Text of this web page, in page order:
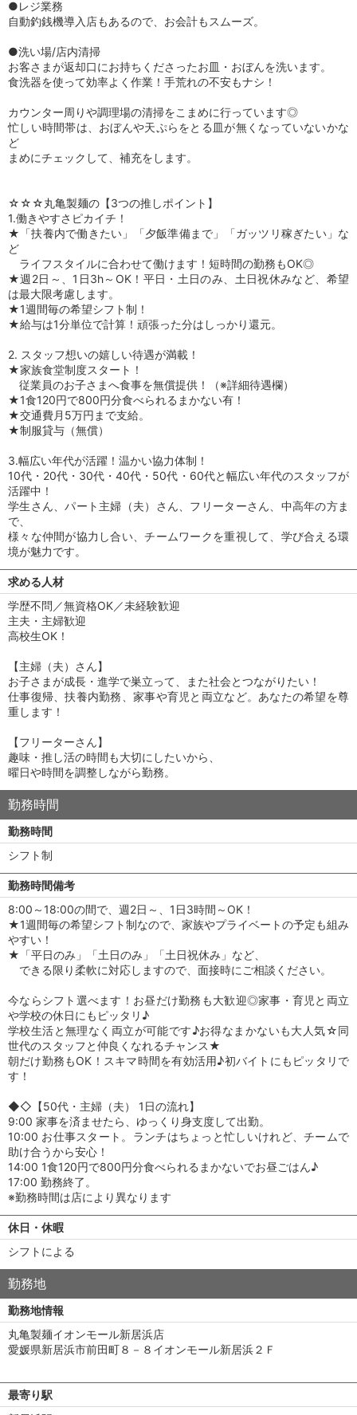
●レジ業務
自動釣銭機導入店もあるので、お会計もスムーズ。
●洗い場/店内清掃
お客さまが返却口にお持ちくださったお皿・おぼんを洗います。
食洗器を使って効率よく作業！手荒れの不安もナシ！
カウンター周りや調理場の清掃をこまめに行っています◎
忙しい時間帯は、おぼんや天ぷらをとる皿が無くなっていないかな
ど
まめにチェックして、補充をします。
☆☆☆丸亀製麺の【3つの推しポイント】
1.働きやすさピカイチ！
★「扶養内で働きたい」「夕飯準備まで」「ガッツリ稼ぎたい」な
ど
ライフスタイルに合わせて働けます！短時間の勤務もOK◎
★週2日～、1日3h～OK！平日・土日のみ、土日祝休みなど、希望
は最大限考慮します。
★1週間毎の希望シフト制！
★給与は1分単位で計算！頑張った分はしっかり還元。
2. スタッフ想いの嬉しい待遇が満載！
★家族食堂制度スタート！
従業員のお子さまへ食事を無償提供！（※詳細待遇欄）
★1食120円で800円分食べられるまかない有！
★交通費月5万円まで支給。
★制服貸与（無償）
3.幅広い年代が活躍！温かい協力体制！
10代・20代・30代・40代・50代・60代と幅広い年代のスタッフが
活躍中！
学生さん、パート主婦（夫）さん、フリーターさん、中高年の方ま
で、
様々な仲間が協力し合い、チームワークを重視して、学び合える環
境が魅力です。
求める人材
学歴不問／無資格OK／未経験歓迎
主夫・主婦歓迎
高校生OK！
【主婦（夫）さん】
お子さまが成長・進学で巣立って、また社会とつながりたい！
仕事復帰、扶養内勤務、家事や育児と両立など。あなたの希望を尊
重します！
【フリーターさん】
趣味・推し活の時間も大切にしたいから、
曜日や時間を調整しながら勤務。
勤務時間
勤務時間
シフト制
勤務時間備考
8:00～18:00の間で、週2日～、1日3時間～OK！
★1週間毎の希望シフト制なので、家族やプライベートの予定も組み
やすい！
★「平日のみ」「土日のみ」「土日祝休み」など、
できる限り柔軟に対応しますので、面接時にご相談ください。
今ならシフト選べます！お昼だけ勤務も大歓迎◎家事・育児と両立
や学校の休日にもピッタリ♪
学校生活と無理なく両立が可能です♪お得なまかないも大人気☆同
世代のスタッフと仲良くなれるチャンス★
朝だけ勤務もOK！スキマ時間を有効活用♪初バイトにもピッタリで
す！
◆◇【50代・主婦（夫） 1日の流れ】
9:00 家事を済ませたら、ゆっくり身支度して出勤。
10:00 お仕事スタート。ランチはちょっと忙しいけれど、チームで
助け合うから安心！
14:00 1食120円で800円分食べられるまかないでお昼ごはん♪
17:00 勤務終了。
※勤務時間は店により異なります
休日・休暇
シフトによる
勤務地
勤務地情報
丸亀製麺イオンモール新居浜店
愛媛県新居浜市前田町８－８イオンモール新居浜２Ｆ
最寄り駅